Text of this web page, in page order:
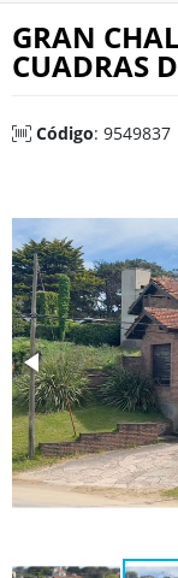
GRAN
CUADRAS
Código: 9549837